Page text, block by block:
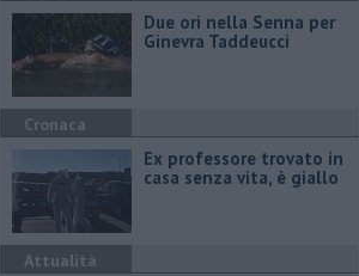
Due ori nella Senna per
Ginevra Taddeucci
Cronaca
Ex professore trovato in
casa senza vita, è giallo
Attualità